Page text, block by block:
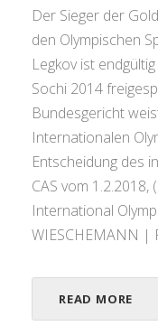
Der Sieger der
den Olympischen
Legkov ist
Sochi 2014
Bundesgericht
Internationalen
Entscheidung des
CAS vom 1.2.2018,
International
WIESCHEMANN |
READ MORE